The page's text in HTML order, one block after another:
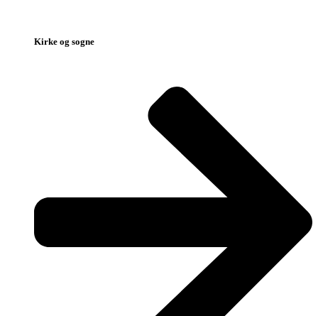
Kirke og sogne